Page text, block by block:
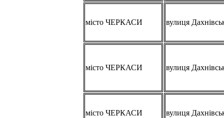
місто ЧЕРКАСИ вулиця
місто ЧЕРКАСИ вулиця
місто ЧЕРКАСИ вулиця